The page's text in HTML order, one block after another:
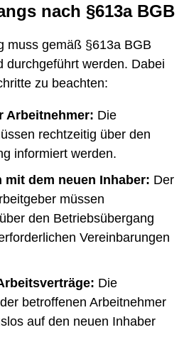
nach §613a BGB
muss gemäß §613a BGB
durchgeführt werden. Dabei
zu beachten:
Arbeitnehmer: Die
rechtzeitig über den
informiert werden.
mit dem neuen Inhaber: Der
müssen
den Betriebsübergang
Vereinbarungen
Die
betroffenen Arbeitnehmer
auf den neuen Inhaber